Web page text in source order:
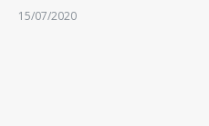
15/07/2020